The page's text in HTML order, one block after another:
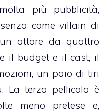
più pubblicità,
come villain di
attore da quattro
il budget e il cast, il
un paio di tiri
La terza pellicola è
meno pretese e,